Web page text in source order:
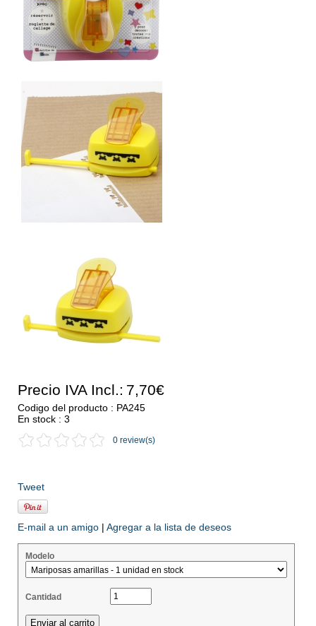
Precio IVA Incl.: 7,70€
Codigo del producto : PA245
En stock : 3
0 review(s)
Tweet
E-mail a un amigo | Agregar a la lista de deseos
Modelo
Cantidad